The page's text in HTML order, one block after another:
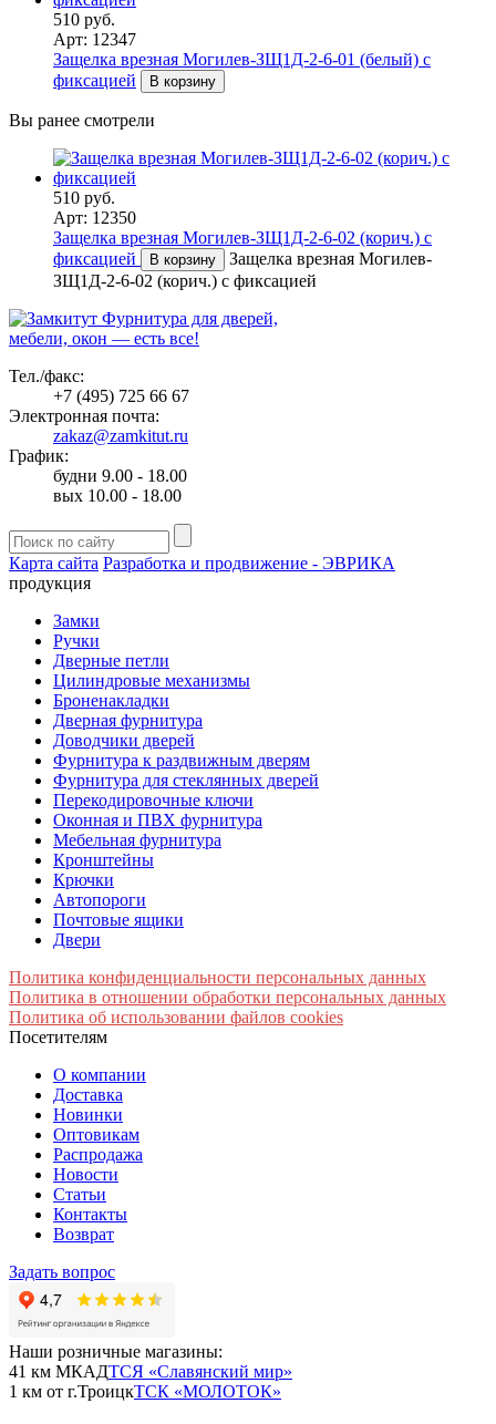
510 руб.
Арт: 12347
Защелка врезная Могилев-ЗЩ1Д-2-6-01 (белый) с
фиксацией
В корзину
Вы ранее смотрели
510 руб.
Арт: 12350
Защелка врезная Могилев-ЗЩ1Д-2-6-02 (корич.) с
фиксацией
В корзину
Защелка врезная Могилев-
ЗЩ1Д-2-6-02 (корич.) с фиксацией
Фурнитура для дверей,
мебели, окон — есть все!
Тел./факс:
+7 (495) 725 66 67
Электронная почта:
zakaz@zamkitut.ru
График:
будни 9.00 - 18.00
вых 10.00 - 18.00
Карта сайта Разработка и продвижение - ЭВРИКА
продукция
Замки
Ручки
Дверные петли
Цилиндровые механизмы
Броненакладки
Дверная фурнитура
Доводчики дверей
Фурнитура к раздвижным дверям
Фурнитура для стеклянных дверей
Перекодировочные ключи
Оконная и ПВХ фурнитура
Мебельная фурнитура
Кронштейны
Крючки
Автопороги
Почтовые ящики
Двери
Политика конфиденциальности персональных данных
Политика в отношении обработки персональных данных
Политика об использовании файлов cookies
Посетителям
О компании
Доставка
Новинки
Оптовикам
Распродажа
Новости
Статьи
Контакты
Возврат
Задать вопрос
Наши розничные магазины:
41 км МКАДТСЯ «Славянский мир»
1 км от г.ТроицкТСК «МОЛОТОК»